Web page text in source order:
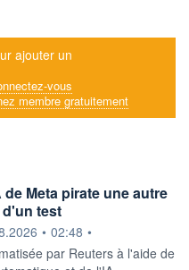
ajouter un
vous
membre gratuitement
Meta pirate une autre
test
par • 02:48 •
par Reuters à l'aide de